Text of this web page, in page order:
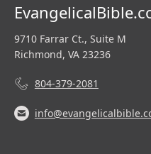
9710 Farrar Ct., Suite M
Richmond, VA 23236
804-379-2081